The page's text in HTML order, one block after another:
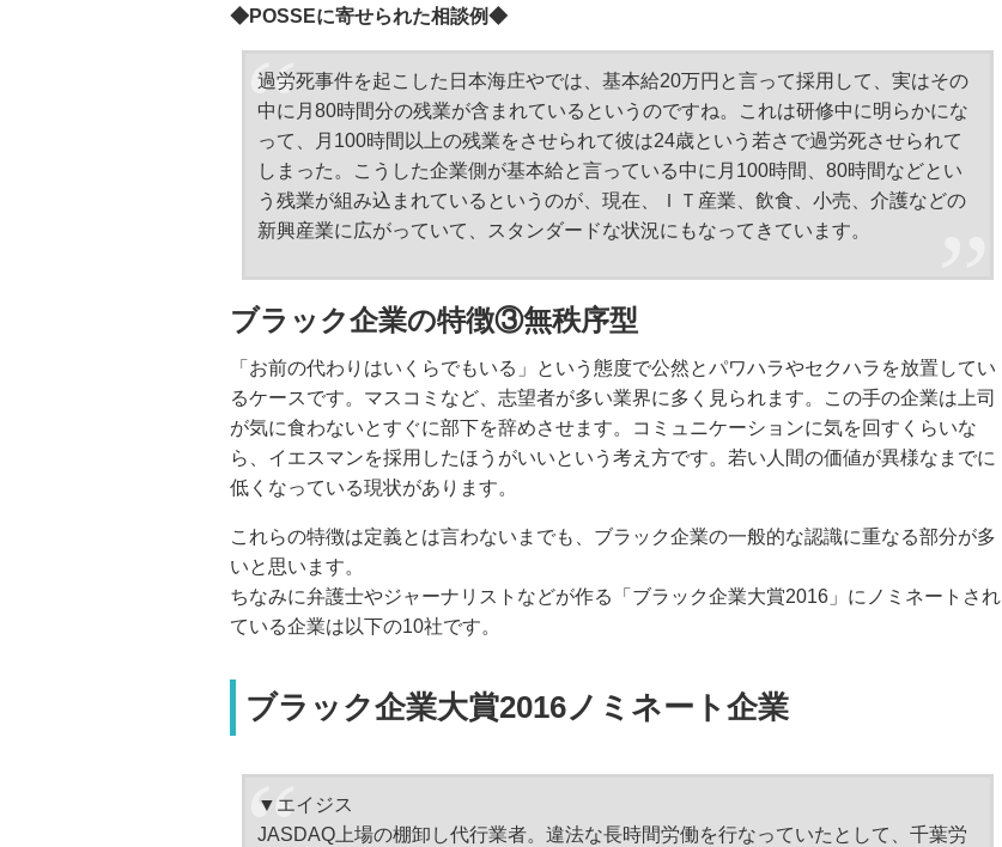
◆POSSEに寄せられた相談例◆
過労死事件を起こした日本海庄やでは、基本給20万円と言って採用して、実はその
中に月80時間分の残業が含まれているというのですね。これは研修中に明らかにな
って、月100時間以上の残業をさせられて彼は24歳という若さで過労死させられて
しまった。こうした企業側が基本給と言っている中に月100時間、80時間などとい
う残業が組み込まれているというのが、現在、ＩＴ産業、飲食、小売、介護などの
新興産業に広がっていて、スタンダードな状況にもなってきています。
ブラック企業の特徴③無秩序型
「お前の代わりはいくらでもいる」という態度で公然とパワハラやセクハラを放置してい
るケースです。マスコミなど、志望者が多い業界に多く見られます。この手の企業は上司
が気に食わないとすぐに部下を辞めさせます。コミュニケーションに気を回すくらいな
ら、イエスマンを採用したほうがいいという考え方です。若い人間の価値が異様なまでに
低くなっている現状があります。
これらの特徴は定義とは言わないまでも、ブラック企業の一般的な認識に重なる部分が多
いと思います。
ちなみに弁護士やジャーナリストなどが作る「ブラック企業大賞2016」にノミネートされ
ている企業は以下の10社です。
ブラック企業大賞2016ノミネート企業
▼エイジス
JASDAQ上場の棚卸し代行業者。違法な長時間労働を行なっていたとして、千葉労